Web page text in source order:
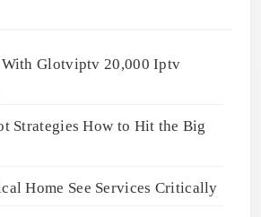
With Glotviptv 20,000 Iptv
Strategies How to Hit the Big
Home See Services Critically